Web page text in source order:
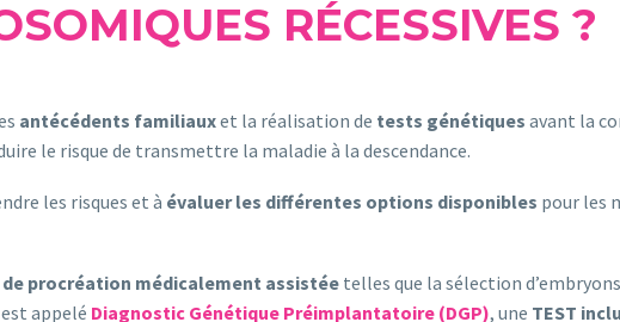
RÉCESSIVES ?
antécédents familiauxet la réalisation de tests génétiques avant la
le risque de transmettre la maladie à la descendance.
les risques et à évaluer les différentes options disponibles pour les
procréation médicalement assistée telles que la sélection
appelé Diagnostic Génétique Préimplantatoire (DGP), une TEST